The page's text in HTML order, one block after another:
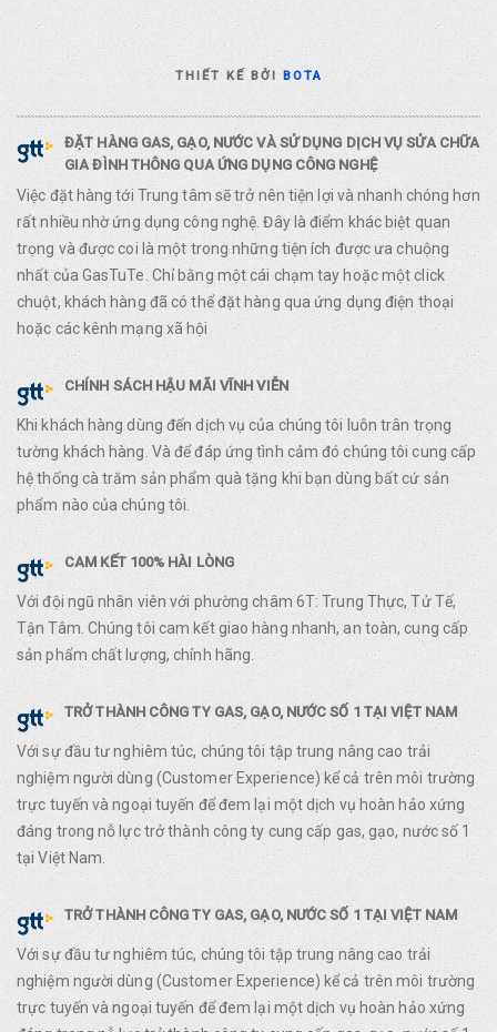
THIẾT KẾ BỞIBOTA
ĐẶT HÀNG GAS, GẠO, NƯỚC VÀ SỬ DỤNG DỊCH VỤ SỬA CHỮA
GIA ĐÌNH THÔNG QUA ỨNG DỤNG CÔNG NGHỆ
Việc đặt hàng tới Trung tâm sẽ trở nên tiện lợi và nhanh chóng hơn
rất nhiều nhờ ứng dụng công nghệ. Đây là điểm khác biệt quan
trọng và được coi là một trong những tiện ích được ưa chuộng
nhất của GasTuTe. Chỉ bằng một cái chạm tay hoặc một click
chuột, khách hàng đã có thể đặt hàng qua ứng dụng điện thoại
hoặc các kênh mạng xã hội
CHÍNH SÁCH HẬU MÃI VĨNH VIỄN
Khi khách hàng dùng đến dịch vụ của chúng tôi luôn trân trọng
tường khách hàng. Và để đáp ứng tình cảm đó chúng tôi cung cấp
hệ thống cà trăm sản phẩm quà tặng khi bạn dùng bất cứ sản
phẩm nào của chúng tôi.
CAM KẾT 100% HÀI LÒNG
Với đội ngũ nhân viên với phường châm 6T: Trung Thực, Tử Tế,
Tận Tâm. Chúng tôi cam kết giao hàng nhanh, an toàn, cung cấp
sản phẩm chất lượng, chính hãng.
TRỞ THÀNH CÔNG TY GAS, GẠO, NƯỚC SỐ 1 TẠI VIỆT NAM
Với sự đầu tư nghiêm túc, chúng tôi tập trung nâng cao trải
nghiệm người dùng (Customer Experience) kể cả trên môi trường
trực tuyến và ngoại tuyến để đem lại một dịch vụ hoàn hảo xứng
đáng trong nỗ lực trở thành công ty cung cấp gas, gạo, nước số 1
tại Việt Nam.
TRỞ THÀNH CÔNG TY GAS, GẠO, NƯỚC SỐ 1 TẠI VIỆT NAM
Với sự đầu tư nghiêm túc, chúng tôi tập trung nâng cao trải
nghiệm người dùng (Customer Experience) kể cả trên môi trường
trực tuyến và ngoại tuyến để đem lại một dịch vụ hoàn hảo xứng